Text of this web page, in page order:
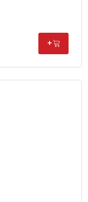
+